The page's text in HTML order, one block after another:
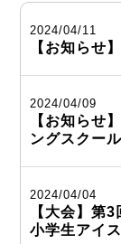
2024/04/11
【お知らせ
2024/04/09
【お知らせ
ングスクー
2024/04/04
【大会】第
小学生アイ